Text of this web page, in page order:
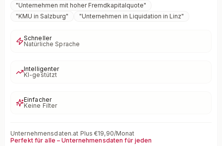
"Unternehmen mit hoher Fremdkapitalquote"
"KMU in Salzburg" "Unternehmen in Liquidation in Linz"
Schneller
Natürliche Sprache
Intelligenter
KI-gestützt
Einfacher
Keine Filter
Unternehmensdaten.at Plus €19,90/Monat
Perfekt für alle – Unternehmensdaten für jeden